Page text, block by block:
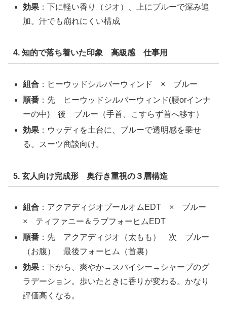
効果 ：下に軽い香り（ジオ）、上にブルーで深み追
加。汗でも崩れにくい構成
4. 知的で落ち着いた印象 高級感 仕事用
組合 ：ヒーウッドシルバーウィンド × ブルー
順番 ：先 ヒーウッドシルバーウィンド(腰orインナ
ーの中) 後 ブルー（手首、こすらず首へ移す）
効果 ：ウッディを土台に、ブルーで透明感を乗せ
る。スーツ商談向け。
5. 玄人向け完成形 奥行き重視の３層構造
組合 ：アクアディジオプールオムEDT × ブルー
× ティファニー＆ラブフォーヒムEDT
順番 ：先 アクアディジオ（太もも） 次 ブルー
（お腹） 最後フォーヒム（首裏）
効果 ：下から、爽やか→スパイシー→シャープのグ
ラデーション。歩いたときに香りが変わる。かなり
評価高くなる。